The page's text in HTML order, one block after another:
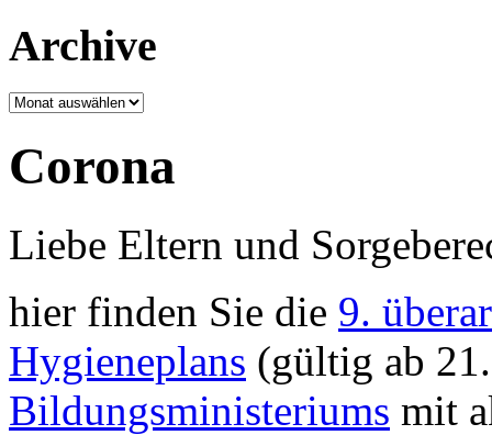
Archive
Archive
Corona
Liebe Eltern und
hier finden Sie die 9.
Hygieneplans (gültig ab
Bildungsministeriums mit